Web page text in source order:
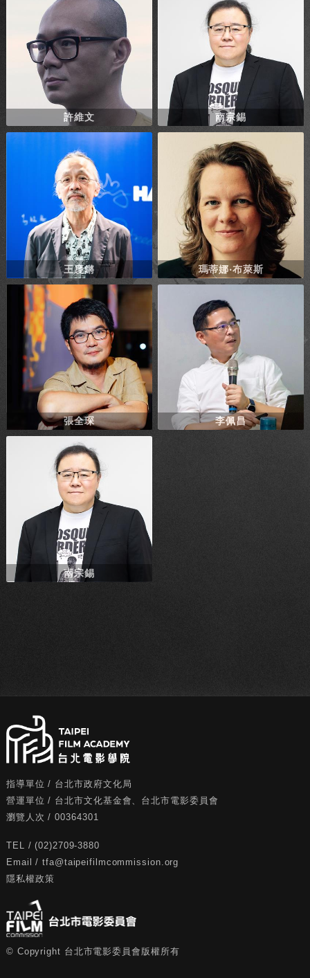
許維文 南宗錫
王慶鏘 瑪蒂娜‧布萊斯
張全琛 李佩昌
南宗錫
指導單位 / 台北市政府文化局
營運單位 / 台北市文化基金會
台北市電影委員會
瀏覽人次 /00364301
TEL / (02)2709-3880
Email /tfa@taipeifilmcommission.org
隱私權政策
© Copyright 台北市電影委員會版權所有